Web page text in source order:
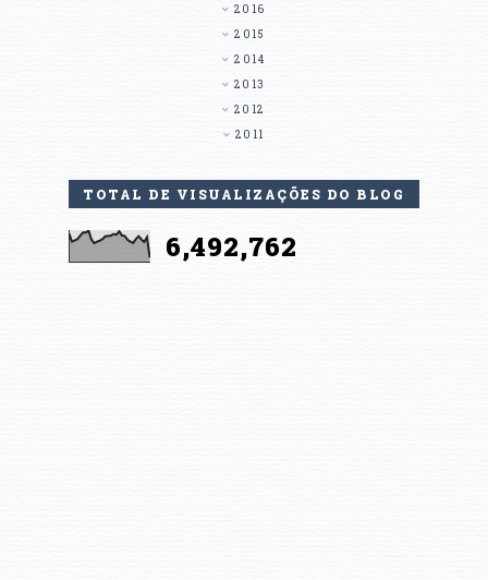
2016
2015
2014
2013
2012
2011
TOTAL DE VISUALIZAÇÕES DO BLOG
6,492,762